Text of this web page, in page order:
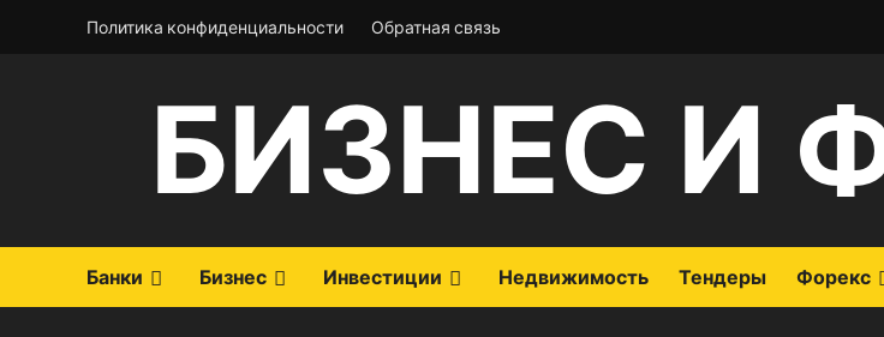
Политика конфиденциальности Обратная связь
БИЗНЕС И
Банки Бизнес Инвестиции Недвижимость Тендеры Форекс